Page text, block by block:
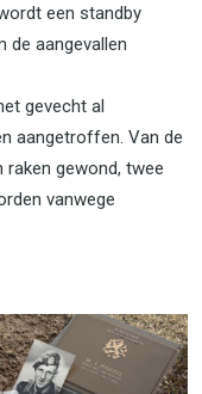
een standby
de aangevallen
gevecht al
aangetroffen. Van de
raken gewond, twee
vanwege